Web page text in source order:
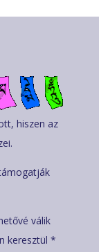
hiszen az
válik
keresztül *